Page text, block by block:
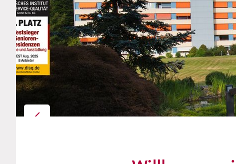
Hier klicken und mehr erfahren